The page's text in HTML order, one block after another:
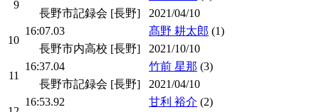
9
長野市記録会 [長野]
2021/04/10
10
16:07.03 髙野 耕太郎 (1)
長野市内高校 [長野]
2021/10/10
11
16:37.04 竹前 星那 (3)
長野市記録会 [長野]
2021/04/10
16:53.92 甘利 裕介 (2)